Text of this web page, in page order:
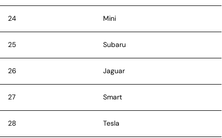
24 Mini
25 Subaru
26 Jaguar
27 Smart
28 Tesla